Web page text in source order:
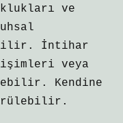
ve
İntihar
veya
Kendine